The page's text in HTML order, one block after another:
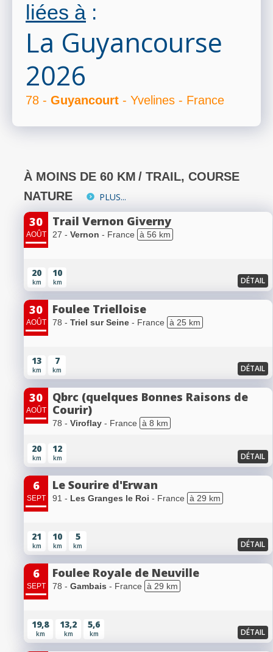
liées à :
La Guyancourse
2026
78 - Guyancourt - Yvelines - France
À MOINS DE 60 KM / TRAIL, COURSE
NATURE
PLUS...
30
AOÛT
Trail Vernon Giverny
27 - Vernon - France à 56 km
20
km
10
km DÉTAIL
30
AOÛT
Foulee Trielloise
78 - Triel sur Seine - France à 25 km
13
km
7
km DÉTAIL
30
AOÛT
Qbrc (quelques Bonnes Raisons de
Courir)
78 - Viroflay - France à 8 km
20
km
12
km DÉTAIL
6
SEPT
Le Sourire d'Erwan
91 - Les Granges le Roi - France à 29 km
21
km
10
km
5
km DÉTAIL
6
SEPT
Foulee Royale de Neuville
78 - Gambais - France à 29 km
19,8
km
13,2
km
5,6
km DÉTAIL